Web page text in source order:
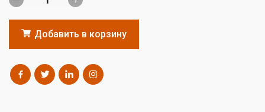
Добавить в корзину